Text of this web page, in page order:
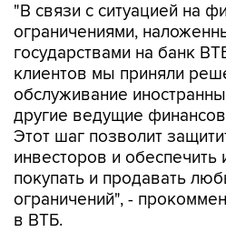
"В связи с ситуацией на
ограничениями,
государствами на банк
клиентов мы приняли
обслуживание
другие ведущие
Этот шаг позволит
инвесторов и
покупать и продавать
ограничений", -
в ВТБ.